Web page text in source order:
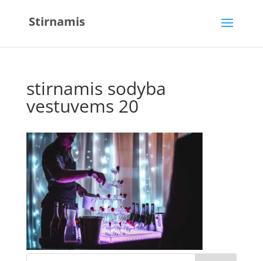
Stirnamis
stirnamis sodyba
vestuvems 20